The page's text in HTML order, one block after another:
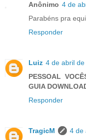
Anônimo 4 de
Parabéns pra
Responder
Luiz 4 de abril
PESSOAL
GUIA
Responder
TragicM
4 de